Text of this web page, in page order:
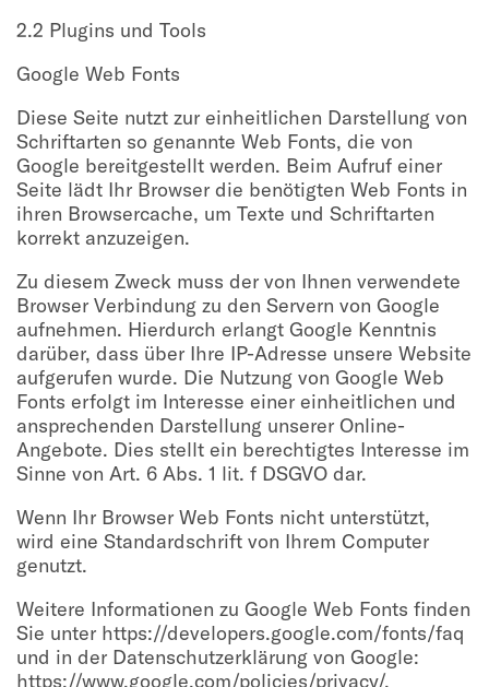
2.2 Plugins und Tools
Google Web Fonts
Diese Seite nutzt zur einheitlichen Darstellung von
Schriftarten so genannte Web Fonts, die von
Google bereitgestellt werden. Beim Aufruf einer
Seite lädt Ihr Browser die benötigten Web Fonts in
ihren Browsercache, um Texte und Schriftarten
korrekt anzuzeigen.
Zu diesem Zweck muss der von Ihnen verwendete
Browser Verbindung zu den Servern von Google
aufnehmen. Hierdurch erlangt Google Kenntnis
darüber, dass über Ihre IP-Adresse unsere Website
aufgerufen wurde. Die Nutzung von Google Web
Fonts erfolgt im Interesse einer einheitlichen und
ansprechenden Darstellung unserer Online-
Angebote. Dies stellt ein berechtigtes Interesse im
Sinne von Art. 6 Abs. 1 lit. f DSGVO dar.
Wenn Ihr Browser Web Fonts nicht unterstützt,
wird eine Standardschrift von Ihrem Computer
genutzt.
Weitere Informationen zu Google Web Fonts finden
Sie unter https://developers.google.com/fonts/faq
und in der Datenschutzerklärung von Google:
https://www.google.com/policies/privacy/.